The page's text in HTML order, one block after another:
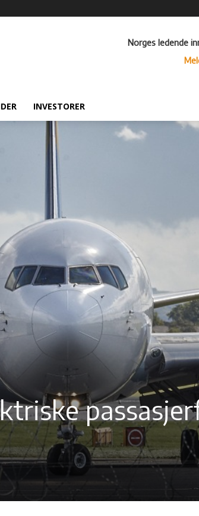
Norges ledende
INVESTORER